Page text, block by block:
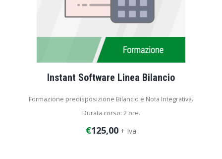
Instant Software Linea Bilancio
Formazione predisposizione Bilancio e Nota Integrativa.
Durata corso: 2 ore.
€125,00 + Iva